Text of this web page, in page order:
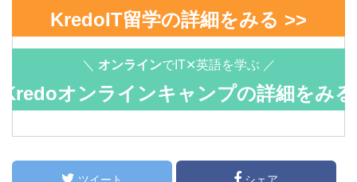
KredoIT留学の詳細をみる >>
＼ オンラインでIT✕英語を学ぶ ／
Kredoオンラインキャンプの詳細をみる
ツイート シェア